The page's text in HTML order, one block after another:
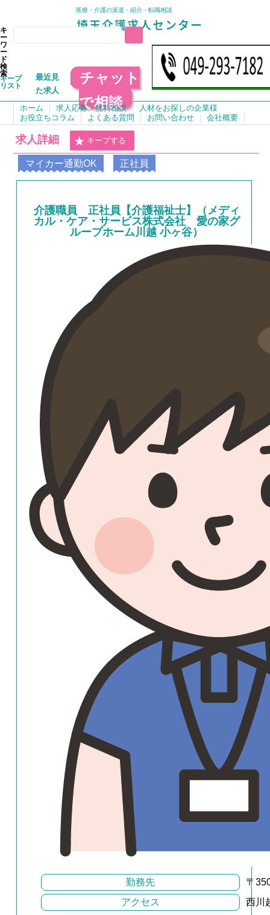
医療・介護の派遣・紹介・転職相談
キ
ー
ワ
ー
ド
検
索
キープ
リスト
最近見
た求人
チャット
で相談
ホーム 求人応募・無料相談
人材をお探しの企業様
お役立ちコラム
よくある質問 お問い合わせ 会社概要
求人詳細 キープする
マイカー通勤OK 正社員
介護職員 正社員【介護福祉士】（メディ
カル・ケア・サービス株式会社 愛の家グ
ループホーム川越 小ヶ谷）
勤務先
〒
アクセス
西川